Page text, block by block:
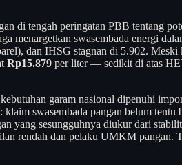
di tengah peringatan PBB tentang
menargetkan swasembada energi
dan IHSG stagnan di 5.902.
Rp15.879 per liter — sedikit di atas
kebutuhan garam nasional dipenuhi
swasembada pangan belum
yang sesungguhnya diukur dari
rendah dan pelaku UMKM pangan.